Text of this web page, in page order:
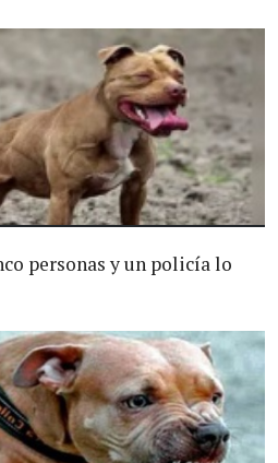
personas y un policía lo